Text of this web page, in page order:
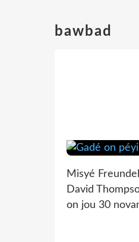
bawbad
Misyé
David
on jou 30